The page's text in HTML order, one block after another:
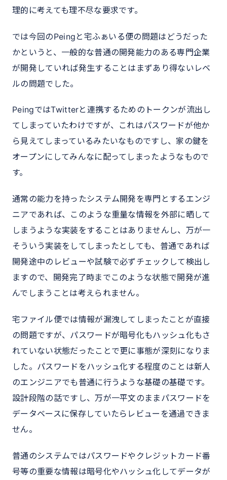
理的に考えても理不尽な要求です。
では今回のPeingと宅ふぁいる便の問題はどうだった
かというと、一般的な普通の開発能力のある専門企業
が開発していれば発生することはまずあり得ないレベ
ルの問題でした。
PeingではTwitterと連携するためのトークンが流出し
てしまっていたわけですが、これはパスワードが他か
ら見えてしまっているみたいなものですし、家の鍵を
オープンにしてみんなに配ってしまったようなもので
す。
通常の能力を持ったシステム開発を専門とするエンジ
ニアであれば、このような重量な情報を外部に晒して
しまうような実装をすることはありませんし、万が一
そういう実装をしてしまったとしても、普通であれば
開発途中のレビューや試験で必ずチェックして検出し
ますので、開発完了時までこのような状態で開発が進
んでしまうことは考えられません。
宅ファイル便では情報が漏洩してしまったことが直接
の問題ですが、パスワードが暗号化もハッシュ化もさ
れていない状態だったことで更に事態が深刻になりま
した。パスワードをハッシュ化する程度のことは新人
のエンジニアでも普通に行うような基礎の基礎です。
設計段階の話ですし、万が一平文のままパスワードを
データベースに保存していたらレビューを通過できま
せん。
普通のシステムではパスワードやクレジットカード番
号等の重要な情報は暗号化やハッシュ化してデータが